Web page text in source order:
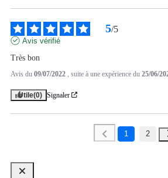
5/5
Avis vérifié
Très bon
Avis du 09/07/2022 , suite à une expérience du 25/06/
Utile(0) Signaler
1 2